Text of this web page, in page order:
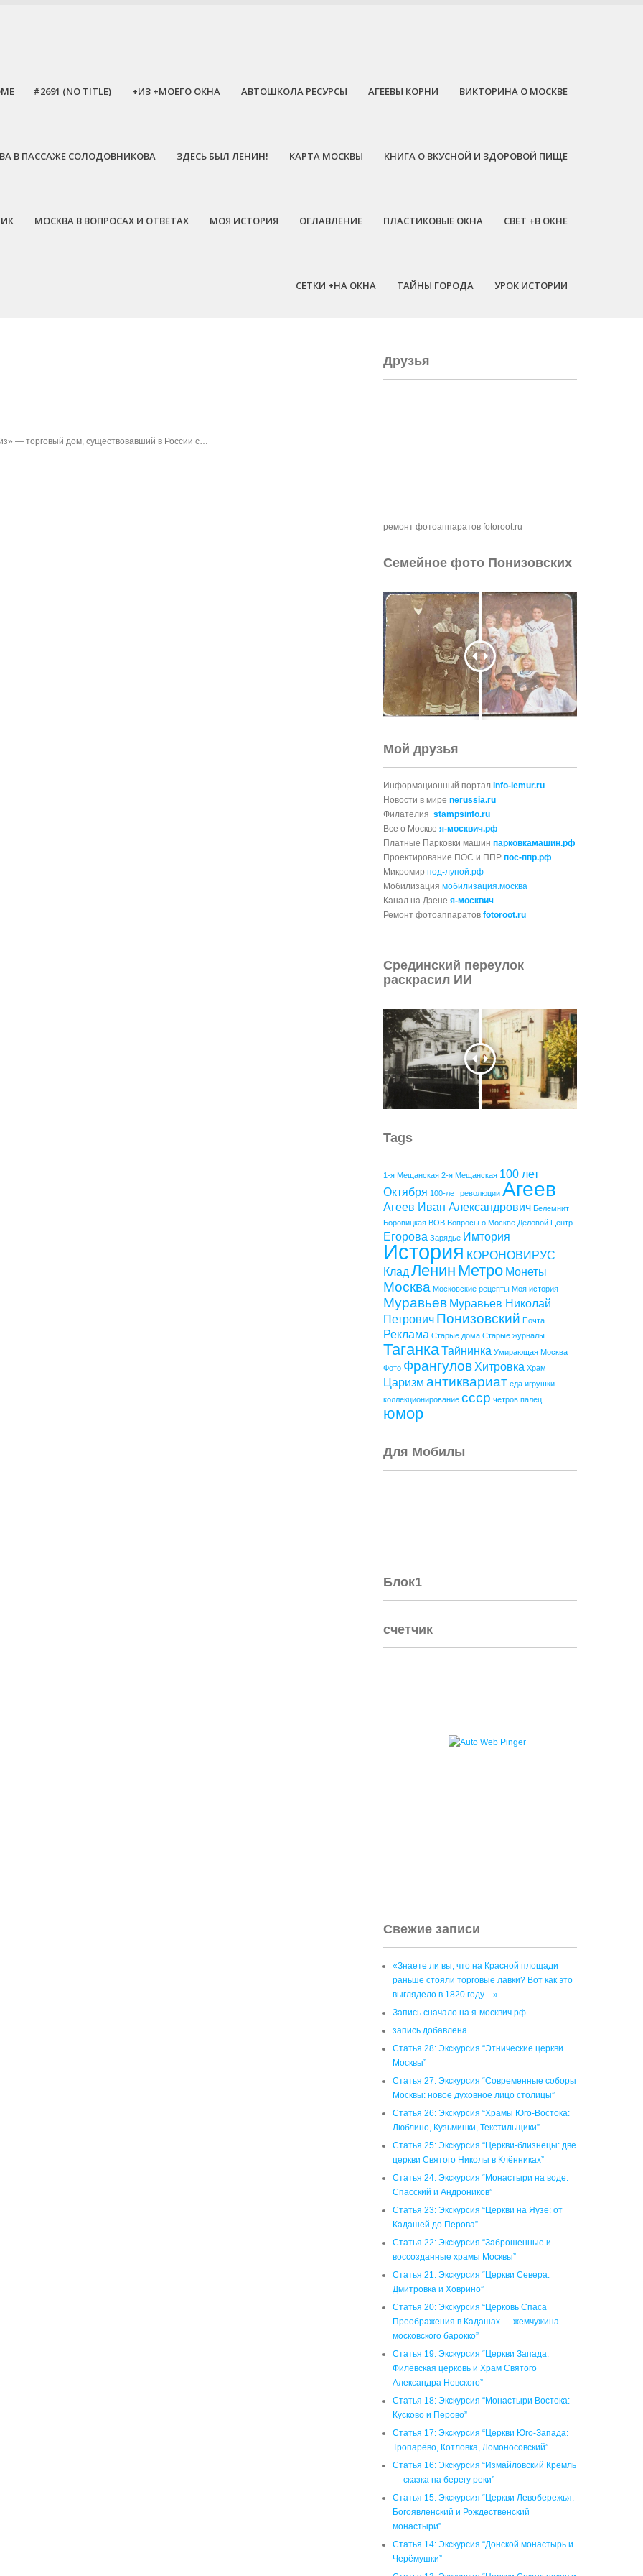
#2691 (NO TITLE) +ИЗ +МОЕГО ОКНА АВТОШКОЛА РЕСУРСЫ АГЕЕВЫ КОРНИ ВИКТОРИНА О МОСКВЕ
В ПАССАЖЕ СОЛОДОВНИКОВА ЗДЕСЬ БЫЛ ЛЕНИН! КАРТА МОСКВЫ КНИГА О ВКУСНОЙ И ЗДОРОВОЙ ПИЩЕ
МОСКВА В ВОПРОСАХ И ОТВЕТАХ МОЯ ИСТОРИЯ ОГЛАВЛЕНИЕ ПЛАСТИКОВЫЕ ОКНА СВЕТ +В ОКНЕ
СЕТКИ +НА ОКНА ТАЙНЫ ГОРОДА УРОК ИСТОРИИ
— торговый дом, существовавший в России с…
Друзья
ремонт фотоаппаратов fotoroot.ru
Семейное фото Понизовских
Мой друзья
Информационный портал info-lemur.ru
Новости в мире nerussia.ru
Филателия stampsinfo.ru
Все о Москве я-москвич.рф
Платные Парковки машин парковкамашин.рф
Проектирование ПОС и ППР пос-ппр.рф
Микромир под-лупой.рф
Мобилизация мобилизация.москва
Канал на Дзене я-москвич
Ремонт фотоаппаратов fotoroot.ru
Срединский переулок
раскрасил ИИ
Tags
1-я Мещанская 2-я Мещанская 100 лет
Октября 100-лет революции Агеев
Агеев Иван Александрович Белемнит
Боровицкая ВОВ Вопросы о Москве Деловой Центр
Егорова Зарядье Имтория
История КОРОНОВИРУС
Клад Ленин Метро Монеты
Москва Московские рецепты Моя история
Муравьев Муравьев Николай
Петрович Понизовский Почта
Реклама Старые дома Старые журналы
ТаганкаТайнинка Умирающая Москва
Фото Франгулов Хитровка Храм
Царизм антиквариат еда игрушки
коллекционирование ссср четров палец
юмор
Для Мобилы
Блок1
счетчик
Свежие записи
«Знаете ли вы, что на Красной площади
раньше стояли торговые лавки? Вот как это
выглядело в 1820 году…»
Запись сначало на я-москвич.рф
запись добавлена
Статья 28: Экскурсия “Этнические церкви
Москвы”
Статья 27: Экскурсия “Современные соборы
Москвы: новое духовное лицо столицы”
Статья 26: Экскурсия “Храмы Юго-Востока:
Люблино, Кузьминки, Текстильщики”
Статья 25: Экскурсия “Церкви-близнецы: две
церкви Святого Николы в Клённиках”
Статья 24: Экскурсия “Монастыри на воде:
Спасский и Андроников”
Статья 23: Экскурсия “Церкви на Яузе: от
Кадашей до Перова”
Статья 22: Экскурсия “Заброшенные и
воссозданные храмы Москвы”
Статья 21: Экскурсия “Церкви Севера:
Дмитровка и Ховрино”
Статья 20: Экскурсия “Церковь Спаса
Преображения в Кадашах — жемчужина
московского барокко”
Статья 19: Экскурсия “Церкви Запада:
Филёвская церковь и Храм Святого
Александра Невского”
Статья 18: Экскурсия “Монастыри Востока:
Кусково и Перово”
Статья 17: Экскурсия “Церкви Юго-Запада:
Тропарёво, Котловка, Ломоносовский”
Статья 16: Экскурсия “Измайловский Кремль
— сказка на берегу реки”
Статья 15: Экскурсия “Церкви Левобережья:
Богоявленский и Рождественский
монастыри”
Статья 14: Экскурсия “Донской монастырь и
Черёмушки”